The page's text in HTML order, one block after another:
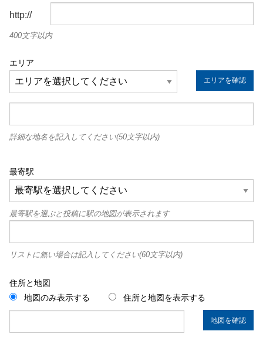
http://
400文字以内
エリア
エリアを確認
詳細な地名を記入してください(50文字以内)
最寄駅
最寄駅を選ぶと投稿に駅の地図が表示されます
リストに無い場合は記入してください(60文字以内)
住所と地図
地図のみ表示する
住所と地図を表示する
地図を確認